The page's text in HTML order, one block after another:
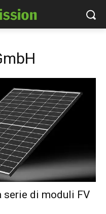
serie di moduli FV